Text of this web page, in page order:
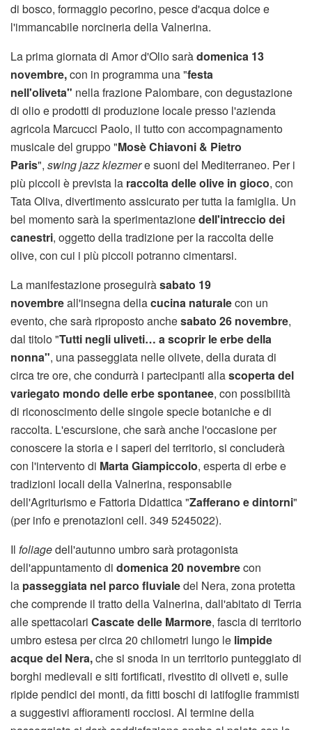
di bosco, formaggio pecorino, pesce d'acqua dolce e
l'immancabile norcineria della Valnerina.
La prima giornata di Amor d'Olio saràdomenica 13
novembre,con in programma una "festa
nell'oliveta" nella frazione Palombare, con degustazione
di olio e prodotti di produzione locale presso l'azienda
agricola Marcucci Paolo, il tutto con accompagnamento
musicale del gruppo "Mosè Chiavoni & Pietro
Paris", swing jazz klezmere suoni del Mediterraneo. Per i
più piccoli è prevista la raccolta delle olive in gioco, con
Tata Oliva, divertimento assicurato per tutta la famiglia. Un
bel momento sarà la sperimentazionedell'intreccio dei
canestri, oggetto della tradizione per la raccolta delle
olive, con cui i più piccoli potranno cimentarsi.
La manifestazione proseguiràsabato 19
novembreall'insegna dellacucina naturalecon un
evento, che sarà riproposto anchesabato 26 novembre,
dal titolo "Tutti negli uliveti… a scoprir le erbe della
nonna", una passeggiata nelle olivete, della durata di
circa tre ore, che condurrà i partecipanti allascoperta del
variegato mondo delle erbe spontanee, con possibilità
di riconoscimento delle singole specie botaniche e di
raccolta. L'escursione, che sarà anche l'occasione per
conoscere la storia e i saperi del territorio, si concluderà
con l'intervento di Marta Giampiccolo, esperta di erbe e
tradizioni locali della Valnerina, responsabile
dell'Agriturismo e Fattoria Didattica "Zafferano e dintorni"
(per info e prenotazioni cell. 349 5245022).
Il foliagedell'autunno umbro sarà protagonista
dell'appuntamento di domenica 20 novembrecon
la passeggiata nel parco fluvialedel Nera, zona protetta
che comprende il tratto della Valnerina, dall'abitato di Terria
alle spettacolari Cascate delle Marmore, fascia di territorio
umbro estesa per circa 20 chilometri lungo le limpide
acque del Nera,che si snoda in un territorio punteggiato di
borghi medievali e siti fortificati, rivestito di oliveti e, sulle
ripide pendici dei monti, da fitti boschi di latifoglie frammisti
a suggestivi affioramenti rocciosi. Al termine della